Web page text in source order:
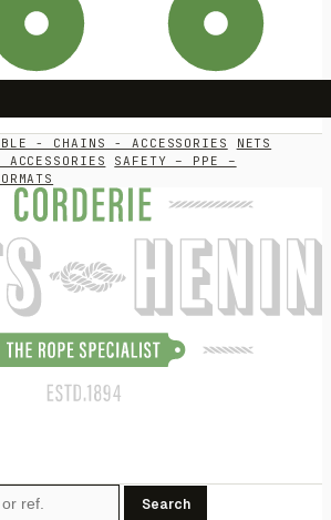
- CHAINS - ACCESSORIES
NETS
SAFETY – PPE –
Search